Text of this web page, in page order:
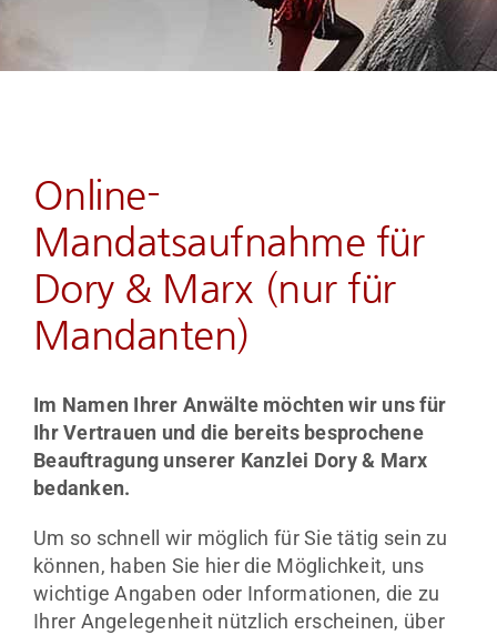
Unsere Rechtsgebiete
Kosten & Beratungspakete
Nützliche Downloads und Links
Kontakt
Online-
Mandatsaufnahme für
Dory & Marx (nur für
Mandanten)
Im Namen Ihrer Anwälte möchten wir uns für
Ihr Vertrauen und die bereits besprochene
Beauftragung unserer Kanzlei Dory & Marx
bedanken.
Um so schnell wir möglich für Sie tätig sein zu
können, haben Sie hier die Möglichkeit, uns
wichtige Angaben oder Informationen, die zu
Ihrer Angelegenheit nützlich erscheinen, über